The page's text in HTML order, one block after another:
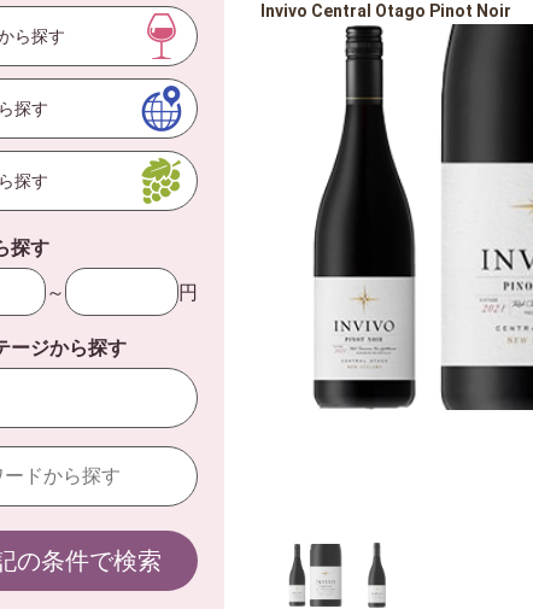
ら探す
探す
探す
探す
～
円
ージから探す
の条件で検索
Invivo Central Otago Pinot Noir